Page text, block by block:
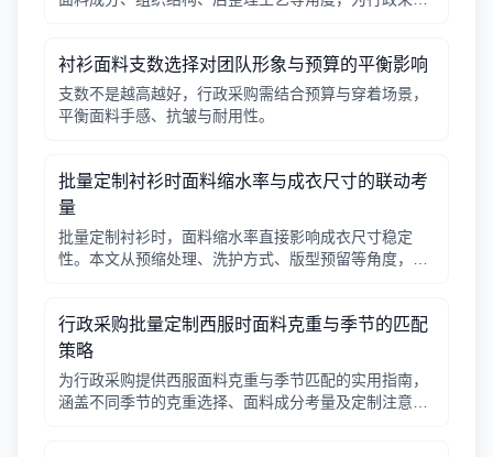
衬衫面料支数选择对团队形象与预算的平衡影响
支数不是越高越好，行政采购需结合预算与穿着场景，
平衡面料手感、抗皱与耐用性。
批量定制衬衫时面料缩水率与成衣尺寸的联动考
量
批量定制衬衫时，面料缩水率直接影响成衣尺寸稳定
性。本文从预缩处理、洗护方式、版型预留等角度，帮
行政采购批量定制西服时面料克重与季节的匹配
策略
为行政采购提供西服面料克重与季节匹配的实用指南，
涵盖不同季节的克重选择、面料成分考量及定制注意事